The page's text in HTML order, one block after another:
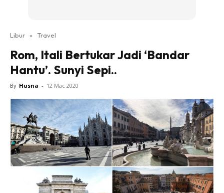
Libur » Travel
Rom, Itali Bertukar Jadi ‘Bandar
Hantu’. Sunyi Sepi..
By Husna - 12 Mac 2020